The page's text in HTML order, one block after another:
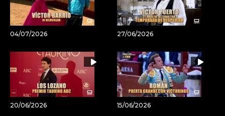
04/07/2026 27/06/2026
20/06/2026 15/06/2026